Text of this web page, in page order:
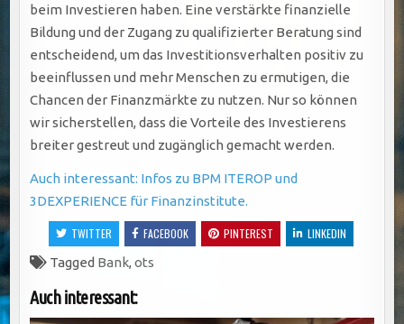
beim Investieren haben. Eine verstärkte finanzielle
Bildung und der Zugang zu qualifizierter Beratung sind
entscheidend, um das Investitionsverhalten positiv zu
beeinflussen und mehr Menschen zu ermutigen, die
Chancen der Finanzmärkte zu nutzen. Nur so können
wir sicherstellen, dass die Vorteile des Investierens
breiter gestreut und zugänglich gemacht werden.
Auch interessant: Infos zu BPM ITEROP und
3DEXPERIENCE für Finanzinstitute.
TWITTER FACEBOOK PINTEREST
LINKEDIN
Tagged Bank,ots
Auch interessant: